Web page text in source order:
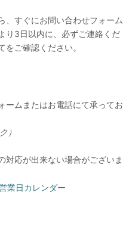
、すぐにお問い合わせフォーム
り3日以内に、必ずご連絡くだ
をご確認ください。
ームまたはお電話にて承ってお
）
対応が出来ない場合がございま
業日カレンダー